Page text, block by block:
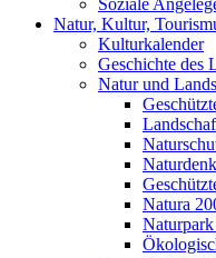
Soziale
Natur, Kultur,
Kulturkalender
Geschichte des
Natur und
Natura